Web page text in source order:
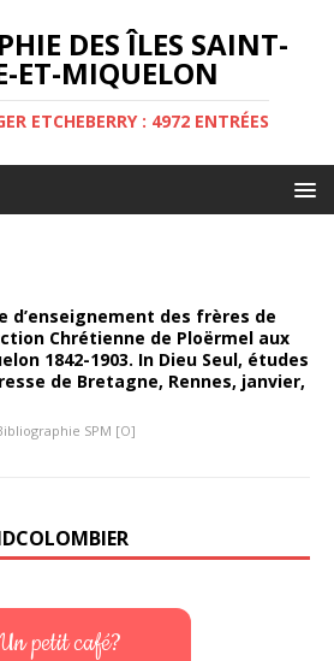
DES ÎLES SAINT-
ET-MIQUELON
ETCHEBERRY : 4972 ENTRÉES
d’enseignement des frères de
Chrétienne de Ploërmel aux
1842-1903. In Dieu Seul, études
de Bretagne, Rennes, janvier,
SPM [O]
Un petit café?